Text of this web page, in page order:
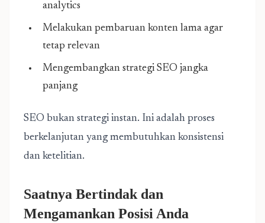
analytics
Melakukan pembaruan konten lama agar
tetap relevan
Mengembangkan strategi SEO jangka
panjang
SEO bukan strategi instan. Ini adalah proses
berkelanjutan yang membutuhkan konsistensi
dan ketelitian.
Saatnya Bertindak dan
Mengamankan Posisi Anda